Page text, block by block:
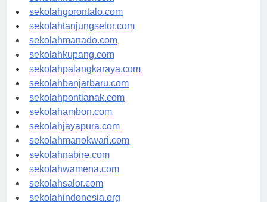
sekolahkendari.com
sekolahgorontalo.com
sekolahtanjungselor.com
sekolahmanado.com
sekolahkupang.com
sekolahpalangkaraya.com
sekolahbanjarbaru.com
sekolahpontianak.com
sekolahambon.com
sekolahjayapura.com
sekolahmanokwari.com
sekolahnabire.com
sekolahwamena.com
sekolahsalor.com